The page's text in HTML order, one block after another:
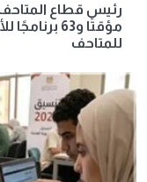
مؤقتًا و63
للمتاحف